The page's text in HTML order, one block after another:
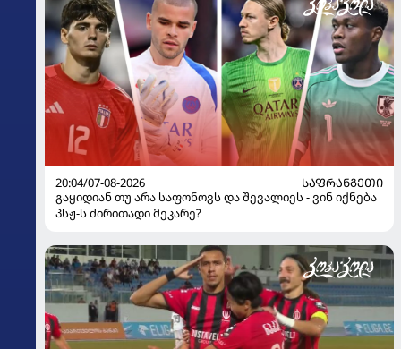
20:04/07-08-2026
ᲡᲐᲤᲠᲐᲜᲒᲔᲗᲘ
გაყიდიან თუ არა საფონოვს და შევალიეს - ვინ იქნება
პსჟ-ს ძირითადი მეკარე?